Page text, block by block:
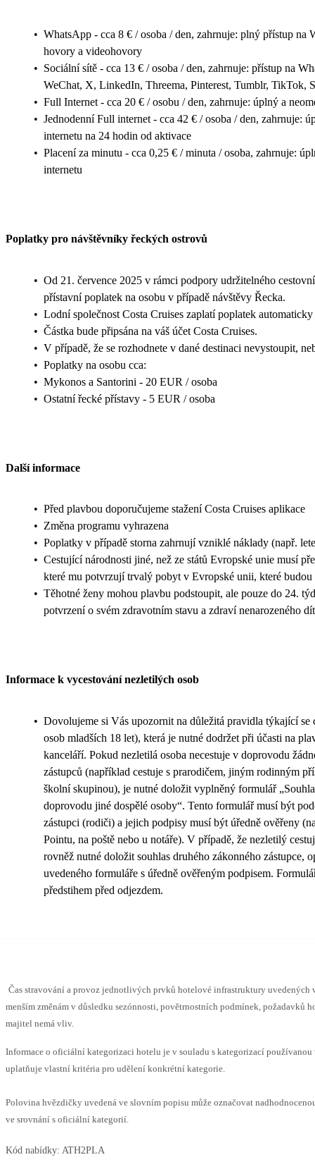
• WhatsApp - cca 8 € / osoba / den, zahrnuje: plný přístup na
hovory a videohovory
• Sociální sítě - cca 13 € / osoba / den, zahrnuje: přístup na
WeChat, X, LinkedIn, Threema, Pinterest, Tumblr, TikTok,
• Full Internet - cca 20 € / osobu / den, zahrnuje: úplný a
• Jednodenní Full internet - cca 42 € / osoba / den, zahrnuje:
internetu na 24 hodin od aktivace
• Placení za minutu - cca 0,25 € / minuta / osoba, zahrnuje:
internetu
Poplatky pro návštěvníky řeckých ostrovů
• Od 21. července 2025 v rámci podpory udržitelného
přístavní poplatek na osobu v případě návštěvy Řecka.
• Lodní společnost Costa Cruises zaplatí poplatek automaticky
• Částka bude připsána na váš účet Costa Cruises.
• V případě, že se rozhodnete v dané destinaci nevystoupit,
• Poplatky na osobu cca:
• Mykonos a Santorini - 20 EUR / osoba
• Ostatní řecké přístavy - 5 EUR / osoba
Další informace
• Před plavbou doporučujeme stažení Costa Cruises aplikace
• Změna programu vyhrazena
• Poplatky v případě storna zahrnují vzniklé náklady (např.
• Cestující národnosti jiné, než ze států Evropské unie musí
které mu potvrzují trvalý pobyt v Evropské unii, které
• Těhotné ženy mohou plavbu podstoupit, ale pouze do 24.
potvrzení o svém zdravotním stavu a zdraví nenarozeného
Informace k vycestování nezletilých osob
• Dovolujeme si Vás upozornit na důležitá pravidla týkající se
osob mladších 18 let), která je nutné dodržet při účasti na
kanceláří. Pokud nezletilá osoba necestuje v doprovodu
zástupců (například cestuje s prarodičem, jiným rodinným
školní skupinou), je nutné doložit vyplněný formulář
doprovodu jiné dospělé osoby“. Tento formulář musí být
zástupci (rodiči) a jejich podpisy musí být úředně ověřeny
Pointu, na poště nebo u notáře). V případě, že nezletilý
rovněž nutné doložit souhlas druhého zákonného zástupce,
uvedeného formuláře s úředně ověřeným podpisem.
předstihem před odjezdem.
Čas stravování a provoz jednotlivých prvků hotelové infrastruktury uvedených
menším změnám v důsledku sezónnosti, povětrnostních podmínek, požadavků
majitel nemá vliv.
Informace o oficiální kategorizaci hotelu je v souladu s kategorizací používanou
uplatňuje vlastní kritéria pro udělení konkrétní kategorie.
Polovina hvězdičky uvedená ve slovním popisu může označovat
ve srovnání s oficiální kategorií.
Kód nabídky: ATH2PLA